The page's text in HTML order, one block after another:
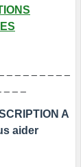
A
aider